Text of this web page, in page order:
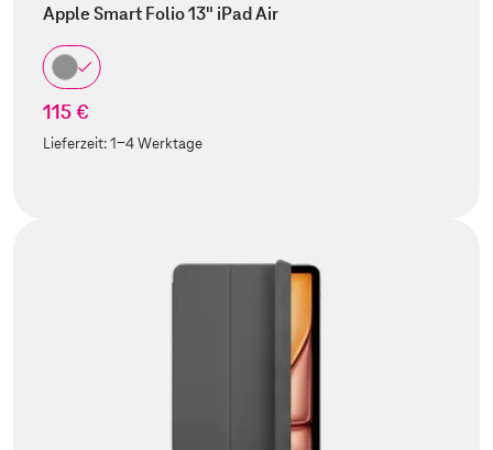
Apple Smart Folio 13" iPad Air
115 €
Lieferzeit:1-4 Werktage